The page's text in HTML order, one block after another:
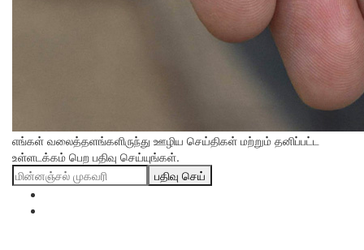
எங்கள் வலைத்தளங்களிருந்து ஊழிய செய்திகள் மற்றும் தனிப்பட்ட
உள்ளடக்கம் பெற பதிவு செய்யுங்கள்.
பதிவு செய்